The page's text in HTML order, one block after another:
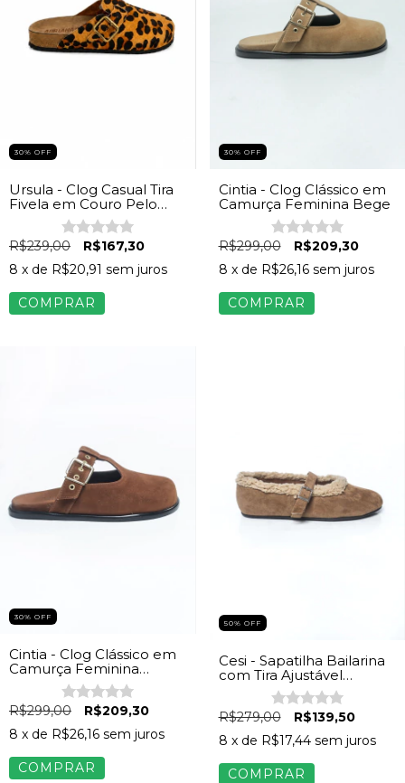
30% OFF
Ursula - Clog Casual Tira
Fivela em Couro Pelo
R$239,00
R$167,30
8 x de R$20,91 sem juros
COMPRAR
30% OFF
Cintia - Clog Clássico em
Camurça Feminina Bege
R$299,00
R$209,30
8 x de R$26,16 sem juros
COMPRAR
30% OFF
Cintia - Clog Clássico em
Camurça Feminina
Caramelo
R$299,00
R$209,30
8 x de R$26,16 sem juros
COMPRAR
50% OFF
Cesi - Sapatilha Bailarina
com Tira Ajustável
Feminina Camurça Bege
R$279,00
R$139,50
8 x de R$17,44 sem juros
COMPRAR